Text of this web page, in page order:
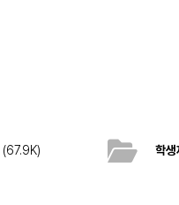
(67.9K) 학